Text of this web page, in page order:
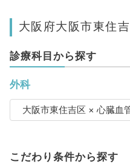
大阪府大阪市東住
診療科目から探す
外科
大阪市東住吉区 × 心臓血
こだわり条件から探す